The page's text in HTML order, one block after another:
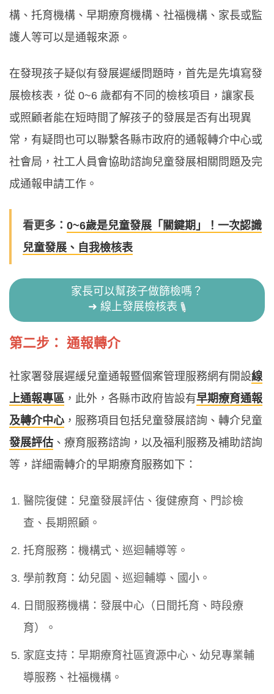
構、托育機構、早期療育機構、社福機構、家長或監
護人等可以是通報來源。
在發現孩子疑似有發展遲緩問題時，首先是先填寫發
展檢核表，從 0~6 歲都有不同的檢核項目，讓家長
或照顧者能在短時間了解孩子的發展是否有出現異
常，有疑問也可以聯繫各縣市政府的通報轉介中心或
社會局，社工人員會協助諮詢兒童發展相關問題及完
成通報申請工作。
看更多： 0~6歲是兒童發展「關鍵期」！一次認識
兒童發展、自我檢核表
家長可以幫孩子做篩檢嗎？
➜ 線上發展檢核表
第二步： 通報轉介
社家署發展遲緩兒童通報暨個案管理服務網有開設線
上通報專區 ，此外，各縣市政府皆設有早期療育通報
及轉介中心 ，服務項目包括兒童發展諮詢、轉介兒童
發展評估 、療育服務諮詢，以及福利服務及補助諮詢
等，詳細需轉介的早期療育服務如下：
醫院復健：兒童發展評估、復健療育、門診檢
查、長期照顧。
托育服務：機構式、巡迴輔導等。
學前教育：幼兒園、巡迴輔導、國小。
日間服務機構：發展中心（日間托育、時段療
育）。
家庭支持：早期療育社區資源中心、幼兒專業輔
導服務、社福機構。